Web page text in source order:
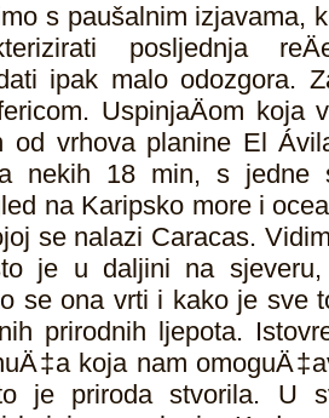
s paušalnim izjavama,
posljednja
ipak malo odozgora.
UspinjaÄom koja
od vrhova planine El
nekih 18 min, s jedne
na Karipsko more i
se nalazi Caracas.
je u daljini na
se ona vrti i kako je sve
prirodnih ljepota.
koja nam
je priroda stvorila. U